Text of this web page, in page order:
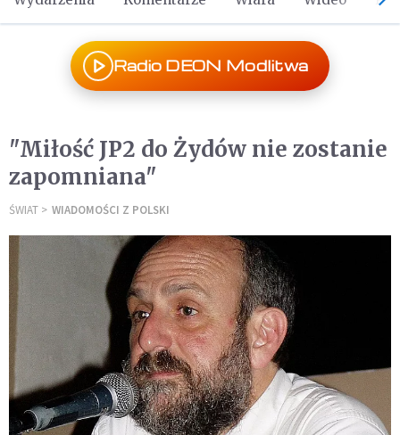
Radio DEON Modlitwa
"Miłość JP2 do Żydów nie zostanie
zapomniana"
ŚWIAT WIADOMOŚCI Z POLSKI